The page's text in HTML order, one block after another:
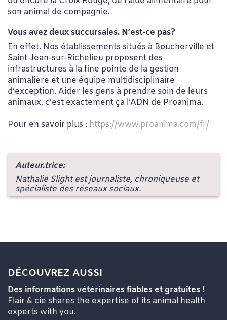
son animal de compagnie.
Vous avez deux succursales. N’est-ce pas?
En effet. Nos établissements situés à Boucherville et
Saint-Jean-sur-Richelieu proposent des
infrastructures à la fine pointe de la gestion
animalière et une équipe multidisciplinaire
d’exception. Aider les gens à prendre soin de leurs
animaux, c’est exactement ça l’ADN de Proanima.
Pour en savoir plus : https://www.proanima.com/fr/
Auteur.trice:
Nathalie Slight est journaliste, chroniqueuse et
spécialiste des réseaux sociaux.
DÉCOUVREZ AUSSI
Des informations vétérinaires fiables et gratuites !
Flair & cie shares the expertise of its animal health
experts with you.